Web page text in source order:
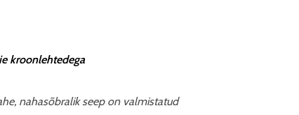
kroonlehtedega
nahasõbralik seep on valmistatud